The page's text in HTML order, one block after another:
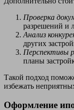
Проверка
разрешений и
Анализ
других
Перспективы
планы
Такой подход
избежать
Оформление